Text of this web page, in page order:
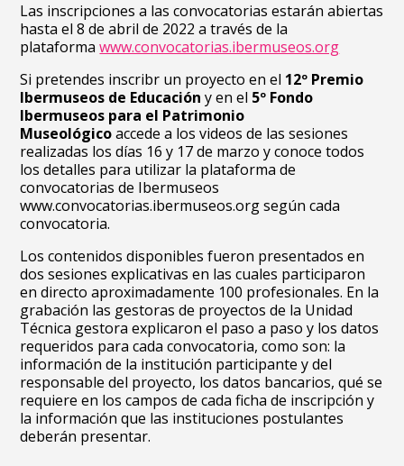
Las inscripciones a las convocatorias estarán abiertas
hasta el 8 de abril de 2022 a través de la
plataformawww.convocatorias.ibermuseos.org
Si pretendes inscribr un proyecto en el 12º Premio
Ibermuseos de Educación y en el 5º Fondo
Ibermuseos para el Patrimonio
Museológicoaccede a los videos de las sesiones
realizadas los días 16 y 17 de marzo y conoce todos
los detalles para utilizar la plataforma de
convocatorias de Ibermuseos
www.convocatorias.ibermuseos.org según cada
convocatoria.
Los contenidos disponibles fueron presentados en
dos sesiones explicativas en las cuales participaron
en directo aproximadamente 100 profesionales. En la
grabación las gestoras de proyectos de la Unidad
Técnica gestora explicaron el paso a paso y los datos
requeridos para cada convocatoria, como son: la
información de la institución participante y del
responsable del proyecto, los datos bancarios, qué se
requiere en los campos de cada ficha de inscripción y
la información que las instituciones postulantes
deberán presentar.